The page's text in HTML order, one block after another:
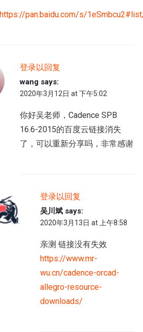
https://pan.baidu.com/s/
登录以回复
wang says:
2020年3月12日 at 下午5:02
你好吴老师，Cadence SPB
16.6-2015的百度云链接消失
了，可以重新分享吗，非常感谢
登录以回复
吴川斌 says:
2020年3月13日 at 上午8:58
亲测 链接没有失效
https://www.mr-
wu.cn/cadence-orcad-
allegro-resource-
downloads/